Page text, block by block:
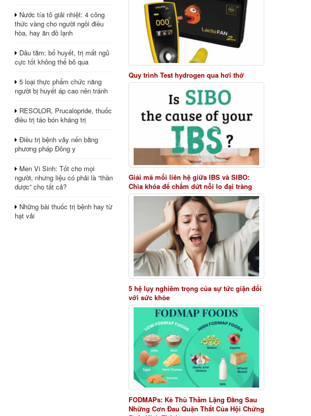
Nước tía tô giải nhiệt: 4 công
thức vàng cho người ngồi điều
hòa, hay ăn đồ lạnh
Dâu tằm: bổ huyết, trị mất ngủ
cực tốt không thể bỏ qua
5 loại thực phẩm chức năng
người bị huyết áp cao nên tránh
RESOLOR, Prucalopride, thuốc
điều trị táo bón kháng trị
Điều trị bệnh vảy nến bằng
phương pháp Đông y
Men Vi Sinh: Tốt cho mọi
người, nhưng liệu có phải là “thần
dược” cho tất cả?
Những bài thuốc trị bệnh hay từ
hạt vải
Quy trình Test hydrogen qua hơi thở
Giải mã mối liên hệ giữa IBS và SIBO:
Chìa khóa để chấm dứt nỗi lo đại tràng
5 hệ lụy nghiêm trọng của sự tức giận đối
với sức khỏe
FODMAPs: Kẻ Thù Thầm Lặng Đằng Sau
Những Cơn Đau Quặn Thắt Của Hội Chứng